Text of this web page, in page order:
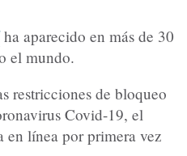
ha aparecido en más de 30
el mundo.
restricciones de bloqueo
Covid-19, el
en línea por primera vez